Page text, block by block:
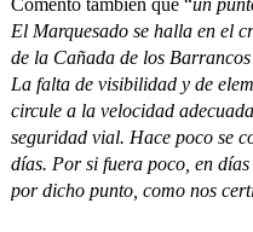
Comentó también que “un
El Marquesado se halla en el
de la Cañada de los
La falta de visibilidad y de
circule a la velocidad
seguridad vial. Hace poco se
días. Por si fuera poco, en
por dicho punto, como nos